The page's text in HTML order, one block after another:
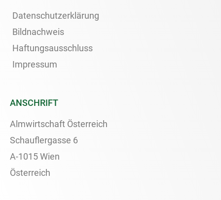
Datenschutzerklärung
Bildnachweis
Haftungsausschluss
Impressum
ANSCHRIFT
Almwirtschaft Österreich
Schauflergasse 6
A-1015 Wien
Österreich